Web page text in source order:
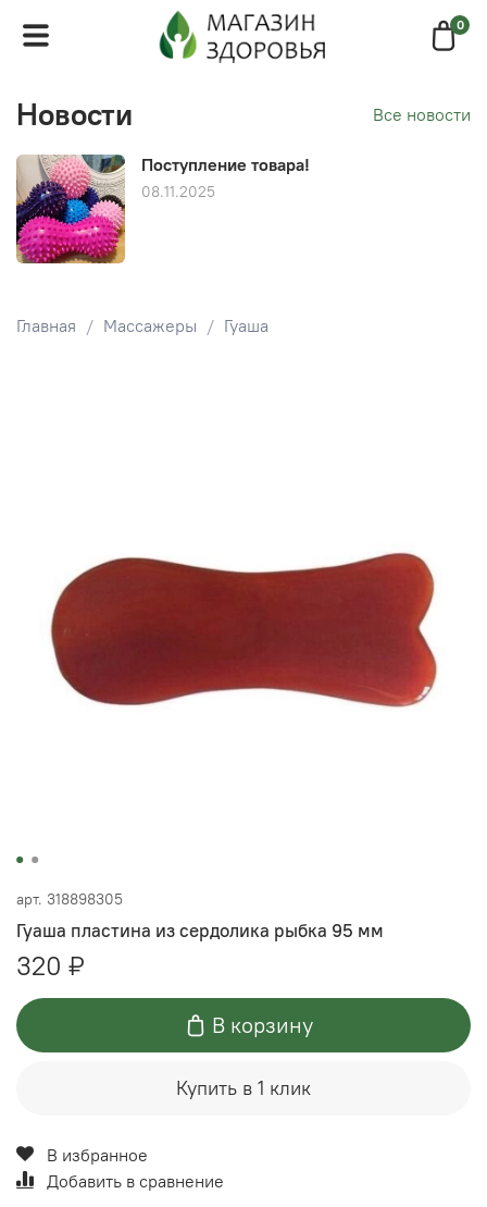
0
Главная Массажеры Гуаша
арт. 318898305
Гуаша пластина из сердолика рыбка 95 мм
320 ₽
В корзину
Купить в 1 клик
В избранное
Добавить в сравнение
Новости Все новости
Поступление товара!
08.11.2025